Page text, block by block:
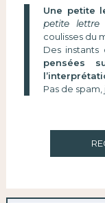
Une petite
petite lettre
coulisses du
Des
pensées
Pas de spam,